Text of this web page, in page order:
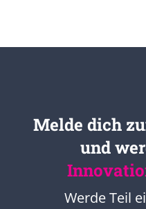
Melde dich
und
Werde Teil